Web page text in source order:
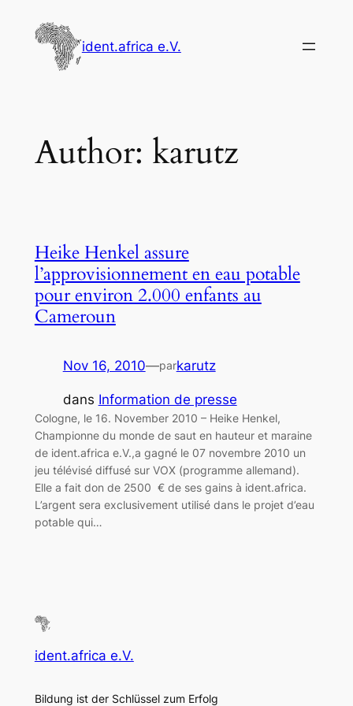
ident.africa e.V.
Author: karutz
Heike Henkel assure
l’approvisionnement en eau potable
pour environ 2.000 enfants au
Cameroun
Nov 16, 2010—parkarutz
dans Information de presse
Cologne, le 16. November 2010 – Heike Henkel,
Championne du monde de saut en hauteur et maraine
de ident.africa e.V.,a gagné le 07 novembre 2010 un
jeu télévisé diffusé sur VOX (programme allemand).
Elle a fait don de 2500 € de ses gains à ident.africa.
L’argent sera exclusivement utilisé dans le projet d’eau
potable qui…
ident.africa e.V.
Bildung ist der Schlüssel zum Erfolg